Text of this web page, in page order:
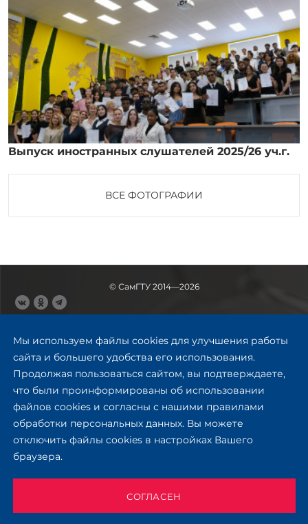
Выпуск иностранных слушателей 2025/26 уч.г.
ВСЕ ФОТОГРАФИИ
Мы используем файлы cookies для улучшения работы
сайта и большего удобства его использования.
Продолжая пользоваться сайтом, вы подтверждаете,
что были проинформированы об использовании
файлов cookies и согласны с нашими правилами
обработки персональных данных. Вы можете
отключить файлы cookies в настройках Вашего
браузера.
СОГЛАСЕН
© СамГТУ 2014—2026
443100, Самара
Ул. Молодогвардейская, 244,
главный корпус
8 (846) 278-43-11
rector@samgtu.ru
Обратная связь
Приемная комиссия
Приёмная комиссия
Заочное обучение
+ 7 (846) 279-03-58